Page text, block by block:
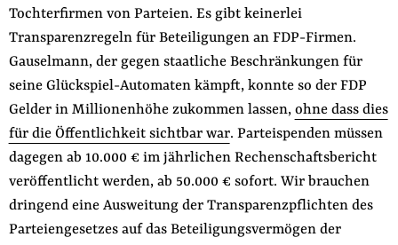
Tochterfirmen von Parteien. Es gibt keinerlei
Transparenzregeln für Beteiligungen an FDP-Firmen.
Gauselmann, der gegen staatliche Beschränkungen für
seine Glückspiel-Automaten kämpft, konnte so der FDP
Gelder in Millionenhöhe zukommen lassen, ohne dass dies
für die Öffentlichkeit sichtbar war. Parteispenden müssen
dagegen ab 10.000 € im jährlichen Rechenschaftsbericht
veröffentlicht werden, ab 50.000 € sofort. Wir brauchen
dringend eine Ausweitung der Transparenzpflichten des
Parteiengesetzes auf das Beteiligungsvermögen der